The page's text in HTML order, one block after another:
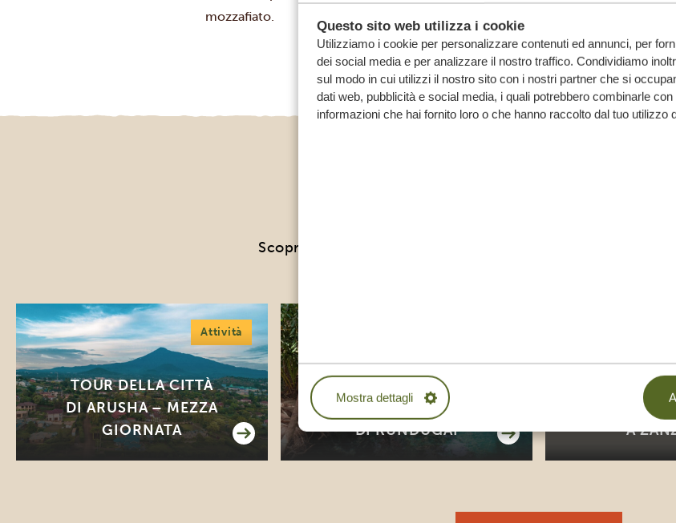
Questo sito web utilizza i cookie
Utilizziamo i cookie per personalizzare contenuti ed annunci, per
dei social media e per analizzare il nostro traffico. Condividiamo
sul modo in cui utilizzi il nostro sito con i nostri partner che si
dati web, pubblicità e social media, i quali potrebbero combinarle con
informazioni che hai fornito loro o che hanno raccolto dal tuo utilizzo
Mostra dettagli
mozzafiato.
Scoprire la cultura, la natura e il cibo delizioso: i piaceri
Attività
TOUR DELLA CITTÀ
DI ARUSHA – MEZZA
GIORNATA
SORGENTI TERMALI
DI RUNDUGAI
LEZIONE
A